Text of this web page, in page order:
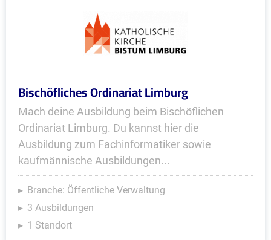
Bischöfliches Ordinariat Limburg
Mach deine Ausbildung beim Bischöflichen
Ordinariat Limburg. Du kannst hier die
Ausbildung zum Fachinformatiker sowie
kaufmännische Ausbildungen...
Branche: Öffentliche Verwaltung
3 Ausbildungen
1 Standort